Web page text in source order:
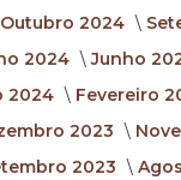
Outubro 2024
2024 Junho
2024
Fevereiro
2023
2023